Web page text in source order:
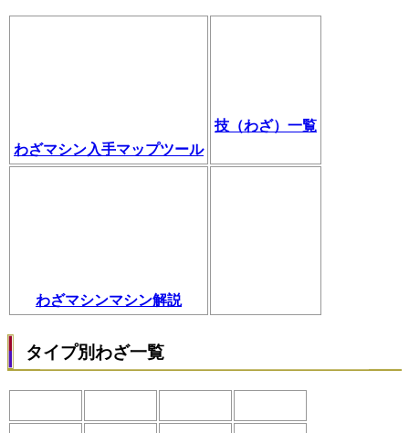
わざマシン入手マップツール
技（わざ）一覧
わざマシンマシン解説
タイプ別わざ一覧